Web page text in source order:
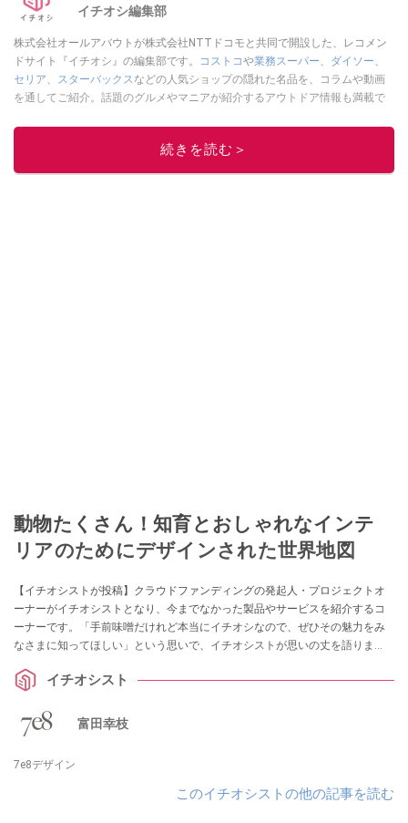
イチオシ編集部
株式会社オールアバウトが株式会社NTTドコモと共同で開設した、レコメン
ドサイト『イチオシ』の編集部です。
コストコや業務スーパー、 ダイソー、
セリア、 スターバックスなどの人気ショップの隠れた名品を、コラムや動画
を通してご紹介。話題のグルメやマニアが紹介するアウトドア情報も満載で
レビューしています。毎日トレンド情報をお届けしているので、ぜひ
してください！続きを読む＞
動物たくさん！知育とおしゃれなインテ
リアのためにデザインされた世界地図
【イチオシストが投稿】クラウドファンディングの発起人・プロジェクトオ
ーナーがイチオシストとなり、今までなかった製品やサービスを紹介するコ
ーナーです。「手前味噌だけれど本当にイチオシなので、ぜひその魅力をみ
なさまに知ってほしい」という思いで、イチオシストが思いの丈を語りま
ょう。 イチオシスト
富田幸枝
7e8デザイン
このイチオシストの他の記事を読む